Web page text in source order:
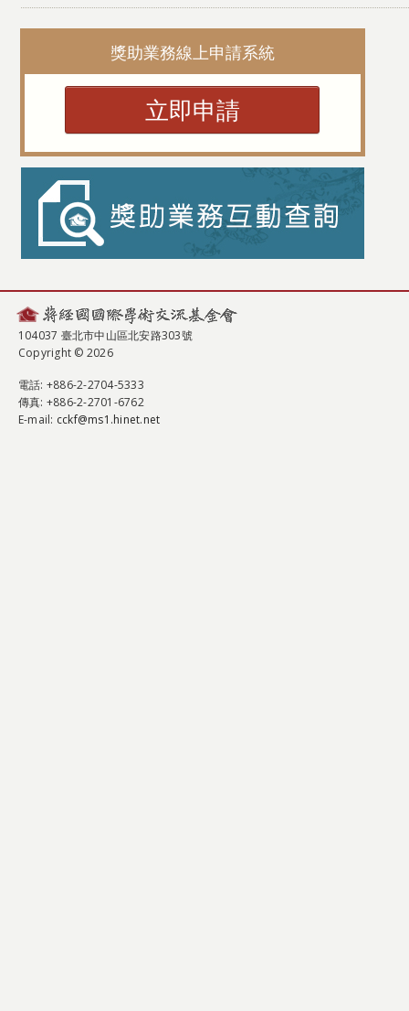
獎助業務線上申請系統
立即申請
104037 臺北市中山區北安路303號
Copyright © 2026
電話: +886-2-2704-5333
傳真: +886-2-2701-6762
E-mail: cckf@ms1.hinet.net